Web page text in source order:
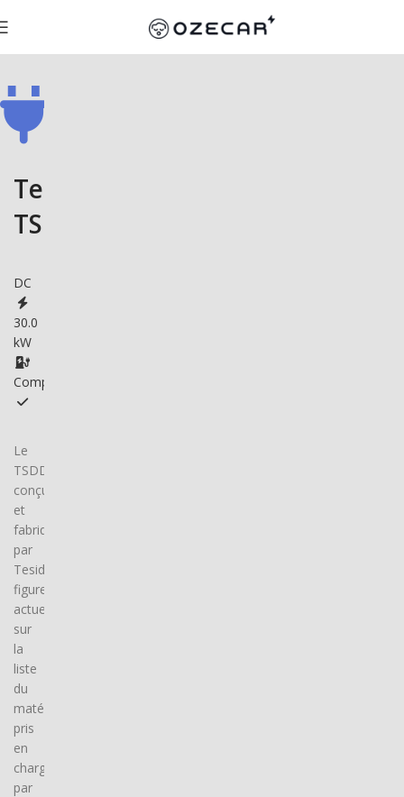
Tesida
TSDDC3001
DC
30.0
kW
Compatible
Le
TSDDC3001,
conçu
et
fabriqué
par
Tesida,
figure
actuellement
sur
la
liste
du
matériel
pris
en
charge
par